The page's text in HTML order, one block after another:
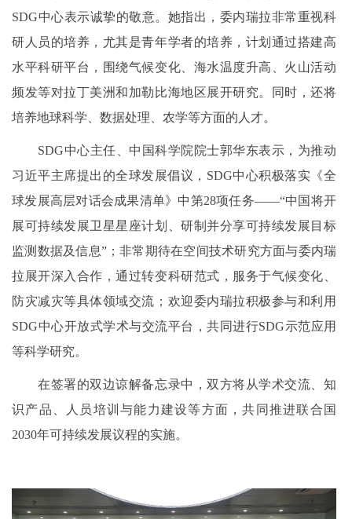
SDG中心表示诚挚的敬意。她指出，委内瑞拉非常重视科
研人员的培养，尤其是青年学者的培养，计划通过搭建高
水平科研平台，围绕气候变化、海水温度升高、火山活动
频发等对拉丁美洲和加勒比海地区展开研究。同时，还将
培养地球科学、数据处理、农学等方面的人才。
SDG中心主任、中国科学院院士郭华东表示，为推动
习近平主席提出的全球发展倡议，SDG中心积极落实《全
球发展高层对话会成果清单》中第28项任务——“中国将开
展可持续发展卫星星座计划、研制并分享可持续发展目标
监测数据及信息”；非常期待在空间技术研究方面与委内瑞
拉展开深入合作，通过转变科研范式，服务于气候变化、
防灾减灾等具体领域交流；欢迎委内瑞拉积极参与和利用
SDG中心开放式学术与交流平台，共同进行SDG示范应用
等科学研究。
在签署的双边谅解备忘录中，双方将从学术交流、知
识产品、人员培训与能力建设等方面，共同推进联合国
2030年可持续发展议程的实施。